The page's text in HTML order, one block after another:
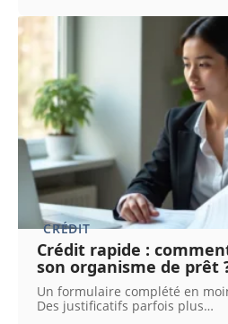
CRÉDIT
Crédit rapide :
son organisme de prêt
Un formulaire complété en
Des justificatifs parfois plus…